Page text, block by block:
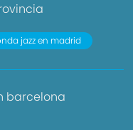
jazz en madrid
barcelona